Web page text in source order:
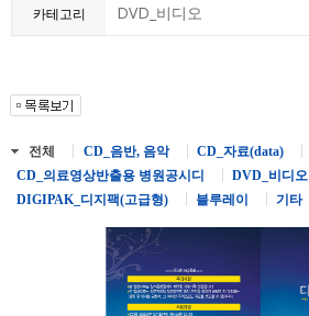
카테고리 DVD_비디오
전체 CD_음반, 음악
CD_자료(data)
CD_의료영상반출용 병원공시디
DVD_비디오
DIGIPAK_디지팩(고급형)
블루레이 기타